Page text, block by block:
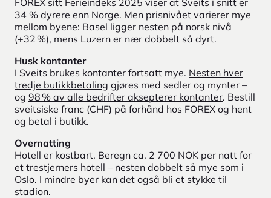
34 % dyrere enn Norge. Men prisnivået varierer mye
mellom byene: Basel ligger nesten på norsk nivå
(+32 %), mens Luzern er nær dobbelt så dyrt.
Husk kontanter
I Sveits brukes kontanter fortsatt mye. Nesten hver
tredje butikkbetaling gjøres med sedler og mynter –
og 98 % av alle bedrifter aksepterer kontanter. Bestill
sveitsiske franc (CHF) på forhånd hos FOREX og hent
og betal i butikk.
Overnatting
Hotell er kostbart. Beregn ca. 2 700 NOK per natt for
et trestjerners hotell – nesten dobbelt så mye som i
Oslo. I mindre byer kan det også bli et stykke til
stadion.